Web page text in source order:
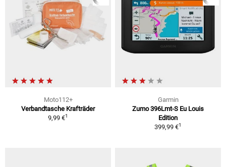
Moto112+
Verbandtasche Krafträder
9,99 €1
Garmin
Zumo 396Lmt-S Eu Louis
Edition
399,99 €1